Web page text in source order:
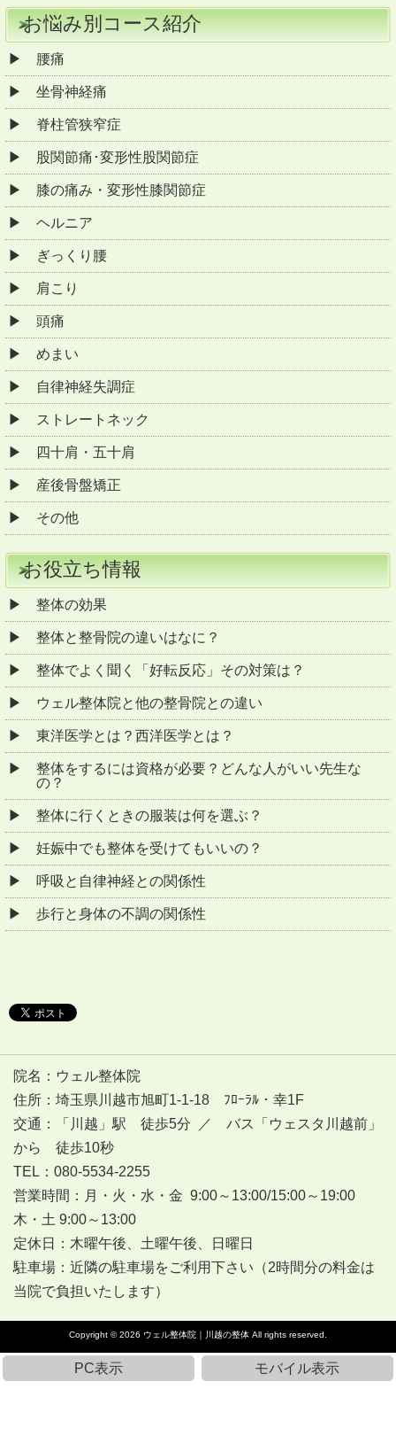
お悩み別コース紹介
腰痛
坐骨神経痛
脊柱管狭窄症
股関節痛･変形性股関節症
膝の痛み・変形性膝関節症
ヘルニア
ぎっくり腰
肩こり
頭痛
めまい
自律神経失調症
ストレートネック
四十肩・五十肩
産後骨盤矯正
その他
お役立ち情報
整体の効果
整体と整骨院の違いはなに？
整体でよく聞く「好転反応」その対策は？
ウェル整体院と他の整骨院との違い
東洋医学とは？西洋医学とは？
整体をするには資格が必要？どんな人がいい先生な
の？
整体に行くときの服装は何を選ぶ？
妊娠中でも整体を受けてもいいの？
呼吸と自律神経との関係性
歩行と身体の不調の関係性
院名：ウェル整体院
住所：埼玉県川越市旭町1-1-18 ﾌﾛｰﾗﾙ・幸1F
交通：「川越」駅 徒歩5分 ／ バス「ウェスタ川越前」
から 徒歩10秒
TEL：080-5534-2255
営業時間：月・火・水・金 9:00～13:00/15:00～19:00
木・土 9:00～13:00
定休日：木曜午後、土曜午後、日曜日
駐車場：近隣の駐車場をご利用下さい（2時間分の料金は
当院で負担いたします）
Copyright © 2026 ウェル整体院｜川越の整体 All rights reserved.
PC表示 モバイル表示